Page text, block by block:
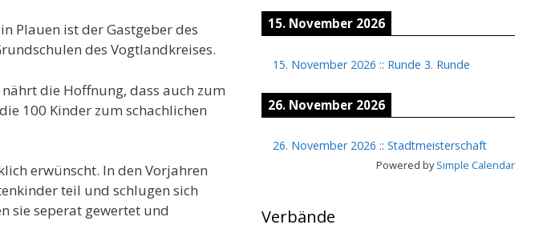
Plauen ist der Gastgeber des
des Vogtlandkreises.
die Hoffnung, dass auch zum
100 Kinder zum schachlichen
erwünscht. In den Vorjahren
teil und schlugen sich
sie seperat gewertet und
15. November 2026
15. November 2026 :: Runde 3. Runde
26. November 2026
26. November 2026 :: Stadtmeisterschaft
Powered bySimple Calendar
Verbände